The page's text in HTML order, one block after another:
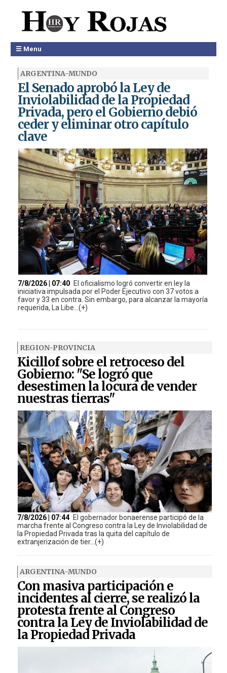
☰ Menu
ARGENTINA-MUNDO
El Senado aprobó la Ley de
Inviolabilidad de la Propiedad
Privada, pero el Gobierno debió
ceder y eliminar otro capítulo
clave
7/8/2026 | 07:40 El oficialismo logró convertir en ley la
iniciativa impulsada por el Poder Ejecutivo con 37 votos a
favor y 33 en contra. Sin embargo, para alcanzar la mayoría
requerida, La Libe...(+)
REGION-PROVINCIA
Kicillof sobre el retroceso del
Gobierno: "Se logró que
desestimen la locura de vender
nuestras tierras"
7/8/2026 | 07:44 El gobernador bonaerense participó de la
marcha frente al Congreso contra la Ley de Inviolabilidad de
la Propiedad Privada tras la quita del capítulo de
extranjerización de tier...(+)
ARGENTINA-MUNDO
Con masiva participación e
incidentes al cierre, se realizó la
protesta frente al Congreso
contra la Ley de Inviolabilidad de
la Propiedad Privada